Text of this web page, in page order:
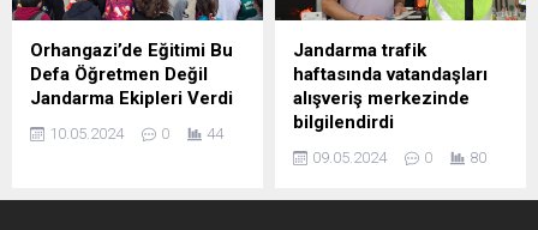
Orhangazi’de Eğitimi Bu
Defa Öğretmen Değil
Jandarma Ekipleri Verdi
10.05.2024 0 44
Jandarma trafik
haftasında vatandaşları
alışveriş merkezinde
bilgilendirdi
09.05.2024 0 80